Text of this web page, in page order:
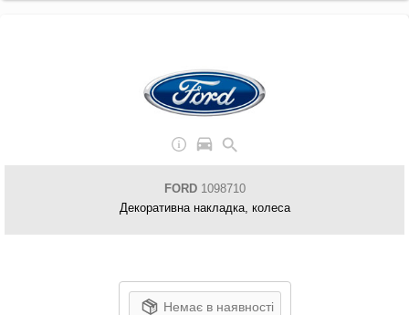
FORD1098710
Декоративна накладка, колеса
Немає в наявності